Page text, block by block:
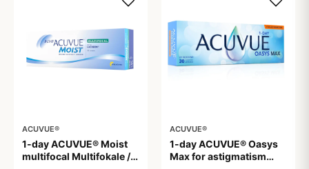
ACUVUE®
1-day ACUVUE® Moist
multifocal Multifokale /
ACUVUE®
1-day ACUVUE® Oasys
Max for astigmatism